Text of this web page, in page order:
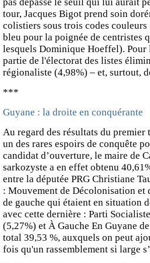
pas dépassé le seuil qui lui aurait
tour, Jacques Bigot prend soin
colistiers sous trois codes
bleu pour la poignée de centristes
lesquels Dominique Hoeffel).
partie de l'électorat des listes
régionaliste (4,98%) – et, surtout,
***
Guyane : la droite en conquérante
Au regard des résultats du premier
un des rares espoirs de conquête
candidat d’ouverture, le maire de
sarkozyste a en effet obtenu
entre la députée PRG Christiane
: Mouvement de Décolonisation et
de gauche qui étaient en situation
avec cette dernière : Parti
(5,27%) et À Gauche En Guyane
total 39,53 %, auxquels on peut
fois qu'un rassemblement si large